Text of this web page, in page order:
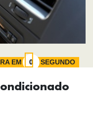
EM SEGUNDO